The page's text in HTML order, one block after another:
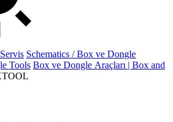
Schematics / Box ve Dongle
Tools Box ve Dongle Araçları | Box and